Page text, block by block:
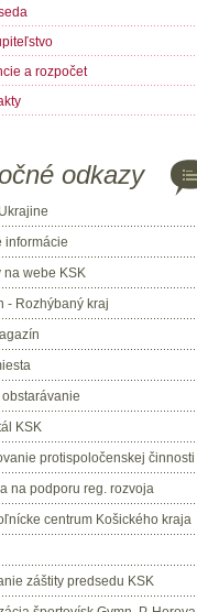
a rozpočet
odkazy
informácie
na webe KSK
- Rozhýbaný kraj
KSK
protispoločenskej činnosti
na podporu reg. rozvoja
centrum Košického kraja
záštity predsedu KSK